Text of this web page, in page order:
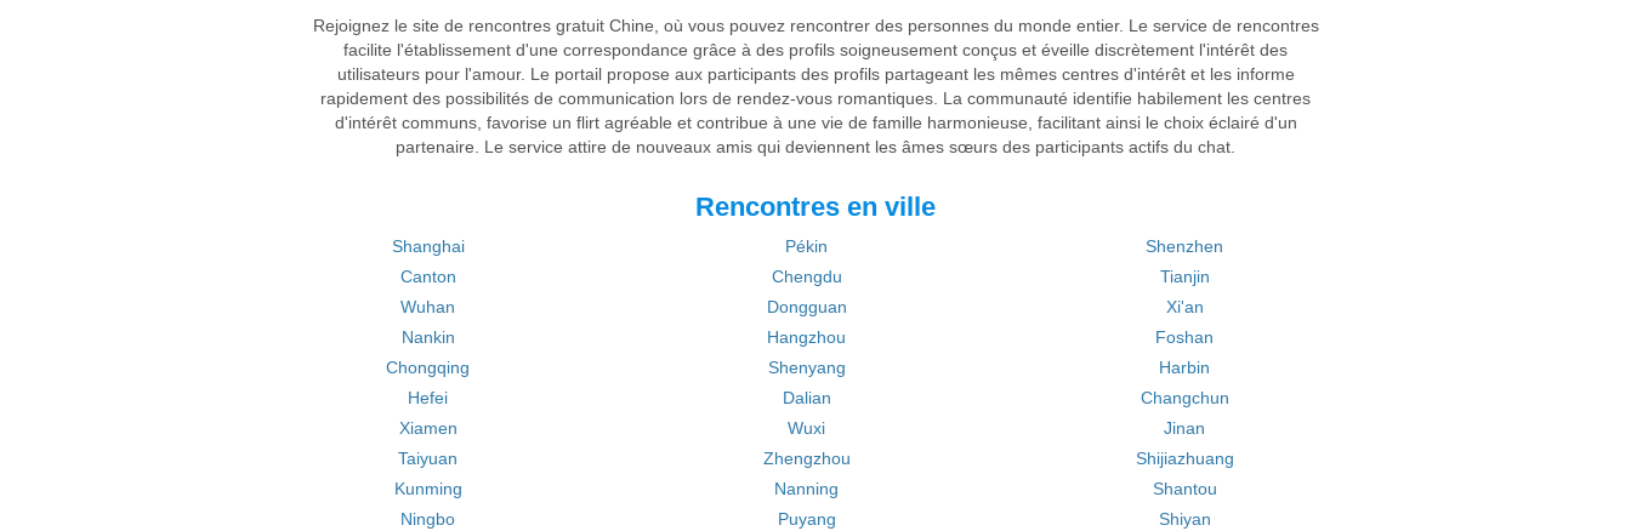
Rejoignez le site de rencontres gratuit Chine, où vous pouvez rencontrer des personnes du monde entier. Le service de rencontres
facilite l'établissement d'une correspondance grâce à des profils soigneusement conçus et éveille discrètement l'intérêt des
utilisateurs pour l'amour. Le portail propose aux participants des profils partageant les mêmes centres d'intérêt et les informe
rapidement des possibilités de communication lors de rendez-vous romantiques. La communauté identifie habilement les centres
d'intérêt communs, favorise un flirt agréable et contribue à une vie de famille harmonieuse, facilitant ainsi le choix éclairé d'un
partenaire. Le service attire de nouveaux amis qui deviennent les âmes sœurs des participants actifs du chat.
Rencontres en ville
Shanghai Pékin
Shenzhen
Canton
Chengdu
Tianjin
Wuhan
Dongguan
Xi'an
Nankin
Hangzhou
Foshan
Chongqing
Shenyang
Harbin
Hefei
Dalian
Changchun
Xiamen
Wuxi
Jinan
Taiyuan
Zhengzhou
Shijiazhuang
Kunming
Nanning
Shantou
Ningbo
Puyang
Shiyan